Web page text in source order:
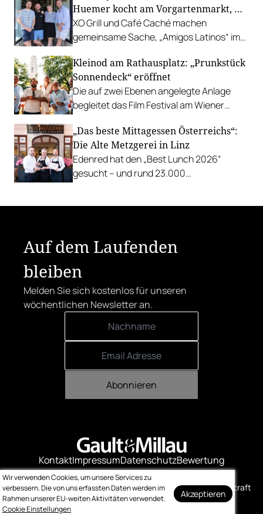
Huemer kocht am Vorgartenmarkt, …
XO Grill und Café Caché machen
gemeinsame Sache, „Amigos Latinos“ im
Richard Rauch kocht in der Riederalm
u.v.m.
Kleinod am Rathausplatz: „Prunkstück
Sonnendeck“ eröffnet
Die auf zwei Ebenen angelegte Anlage
begleitet das Film Festival am Wiener
mit Cocktails, Snacks und
Veranstaltungsprogramm.
„Das beste Mittagessen Österreichs“:
Die Alte Metzgerei in Linz
Edenred hat den „Best Lunch 2026“
gesucht – und rund 23.000
Auf dem Laufenden
bleiben
Melden Sie sich kostenlos für unseren
wöchentlichen Newsletter an.
Abonnieren
KontaktImpressumDatenschutzBewertung
Logo-Downloads
© Gault & Millau Made with ❤️ by bitcraft
Wir verwenden Cookies, um unsere Services zu
verbessern. Die von uns erfassten Daten werden im
Rahmen unserer EU-weiten Aktivitäten verwendet.
Cookie Einstellungen
Akzeptieren